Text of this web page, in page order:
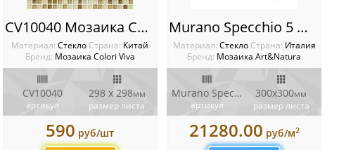
CV10040 Мозаика Colori Viva Crystal
Материал:Стекло Cтрана: Китай
Бренд: Мозаика Colori Viva
CV10040
артикул
298 x 298мм
размер листа
590 руб/шт
Murano Specchio 5 Мозаика Art&Natura
Материал: Стекло Cтрана: Италия
Бренд: Мозаика Art&Natura
Murano Specchio 5
артикул
300x300мм
размер листа
21280.00 руб/м2